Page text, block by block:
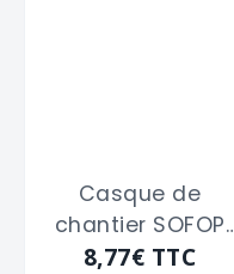
Casque de
chantier SOFOP
"oceanic2" vert
8,77€ TTC